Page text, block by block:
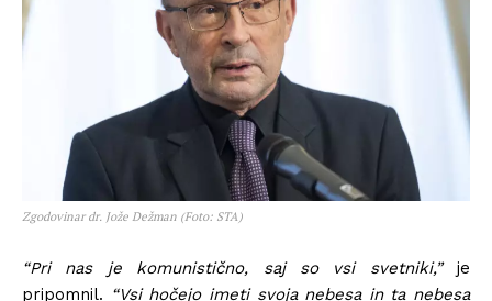
Zgodovinar dr. Jože Dežman (Foto: STA)
“Pri nas je komunistično, saj so vsi svetniki,”je
pripomnil. “Vsi hočejo imeti svoja nebesa in ta nebesa